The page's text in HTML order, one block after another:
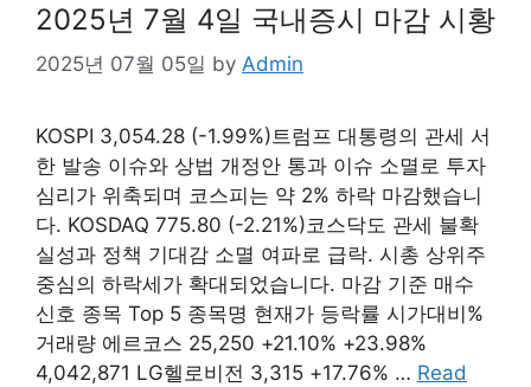
2025년 7월 4일 국내증시 마감 시황
2025년 07월 05일 by Admin
KOSPI 3,054.28 (-1.99%)트럼프 대통령의 관세 서
한 발송 이슈와 상법 개정안 통과 이슈 소멸로 투자
심리가 위축되며 코스피는 약 2% 하락 마감했습니
다. KOSDAQ 775.80 (-2.21%)코스닥도 관세 불확
실성과 정책 기대감 소멸 여파로 급락. 시총 상위주
중심의 하락세가 확대되었습니다. 마감 기준 매수
신호 종목 Top 5 종목명 현재가 등락률 시가대비%
거래량 에르코스 25,250 +21.10% +23.98%
4,042,871 LG헬로비전 3,315 +17.76% … Read